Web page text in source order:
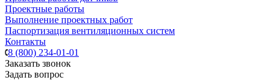
Проектные работы
Выполнение проектных работ
Паспортизация вентиляционных систем
Контакты
8 (800) 234-01-01
Заказать звонок
Задать вопрос